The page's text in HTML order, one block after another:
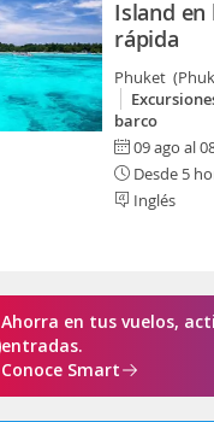
Island en
rápida
Phuket
barco
09 ago al
Desde 5
Inglés
Ahorra en tus vuelos,
entradas.
Conoce Smart